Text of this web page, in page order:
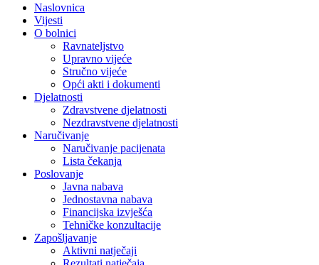
Naslovnica
Vijesti
O bolnici
Ravnateljstvo
Upravno vijeće
Stručno vijeće
Opći akti i dokumenti
Djelatnosti
Zdravstvene djelatnosti
Nezdravstvene djelatnosti
Naručivanje
Naručivanje pacijenata
Lista čekanja
Poslovanje
Javna nabava
Jednostavna nabava
Financijska izvješća
Tehničke konzultacije
Zapošljavanje
Aktivni natječaji